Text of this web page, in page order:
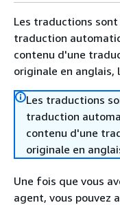
Les traductions
traduction
contenu d'une
originale en anglais,
Les traductions
traduction
contenu d'une
originale en
Une fois que vous
agent, vous pouvez